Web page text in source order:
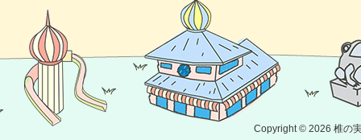
Copyright © 2026 椎の